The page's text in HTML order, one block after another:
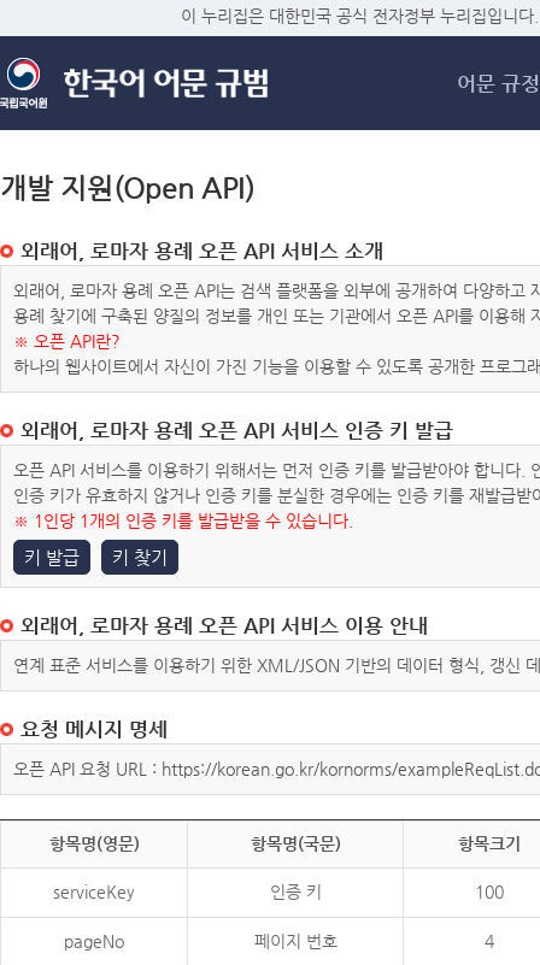
메
이 누리집은 대한민국 공식 전자정부 누리집입니다.
어문 규정
개발 지원(Open API)
외래어, 로마자 용례 오픈 API 서비스 소개
외래어, 로마자 용례 오픈 API는 검색 플랫폼을 외부에 공개하여 다양하
용례 찾기에 구축된 양질의 정보를 개인 또는 기관에서 오픈 API를 이용해
※ 오픈 API란?
하나의 웹사이트에서 자신이 가진 기능을 이용할 수 있도록 공개한 프로그
외래어, 로마자 용례 오픈 API 서비스 인증 키 발급
오픈 API 서비스를 이용하기 위해서는 먼저 인증 키를 발급받아야 합니다
인증 키가 유효하지 않거나 인증 키를 분실한 경우에는 인증 키를 재발급받
※ 1인당 1개의 인증 키를 발급받을 수 있습니다.
키 발급 키 찾기
외래어, 로마자 용례 오픈 API 서비스 이용 안내
연계 표준 서비스를 이용하기 위한 XML/JSON 기반의 데이터 형식, 갱신
요청 메시지 명세
오픈 API 요청 URL : https://korean.go.kr/kornorms/
항목명(영문) 항목명(국문) 항목크기
serviceKey 인증 키 100
pageNo 페이지 번호 4